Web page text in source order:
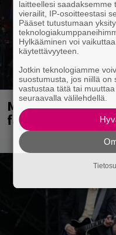
Mainioita uutisia
faneille
laitteellesi saadaksemme
vierailit, IP-osoitteestasi
Pääset tutustumaan
Hylkääminen voi
käytettävyyteen.
Jotkin teknologiamme
suostumusta, jos niillä on
vastustaa tätä tai
seuraavalla välilehdellä.